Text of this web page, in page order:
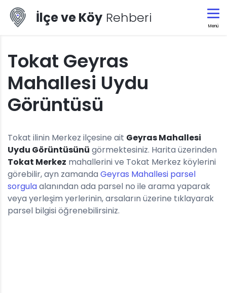
İlçe ve Köy Rehberi
Menü
Tokat Geyras
Mahallesi Uydu
Görüntüsü
Tokat ilinin Merkez ilçesine ait Geyras Mahallesi
Uydu Görüntüsünü görmektesiniz. Harita üzerinden
Tokat Merkez mahallerini ve Tokat Merkez köylerini
görebilir, ayn zamanda Geyras Mahallesi parsel
sorgulaalanından ada parsel no ile arama yaparak
veya yerleşim yerlerinin, arsaların üzerine tıklayarak
parsel bilgisi öğrenebilirsiniz.